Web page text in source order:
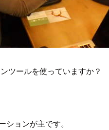
ツールを使っていますか？
ションが主です。